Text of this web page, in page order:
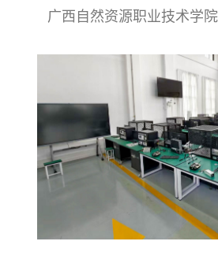
广西自然资源职业技术学